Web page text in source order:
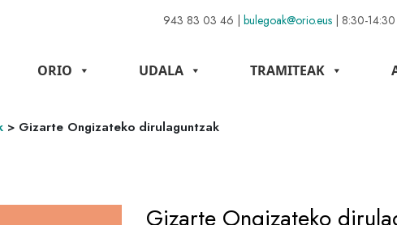
943 83 03 46 | bulegoak@orio.eus | 8:30-14:30
ORIO UDALA TRAMITEAK
> Gizarte Ongizateko dirulaguntzak
Gizarte Ongizateko